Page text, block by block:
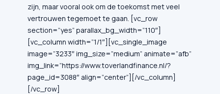
zijn, maar vooral ook om de toekomst met veel
vertrouwen tegemoet te gaan. [vc_row
section=”yes” parallax_bg_width=”110″]
[vc_column width=”1/1″][vc_single_image
image=”3233″ img_size=”medium” animate=”afb”
img_link=”https://www.toverlandfinance.nl/?
page_id=3088″ align=”center”][/vc_column]
[/vc_row]